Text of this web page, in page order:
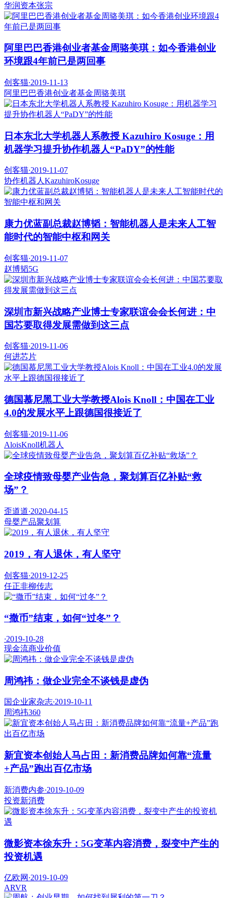
华润资本张宗
阿里巴巴香港创业者基金周骆美琪：如今香港创业
环境跟4年前已是两回事
创客猫·2019-11-13
阿里巴巴香港创业者基金周骆美琪
日本东北大学机器人系教授 Kazuhiro Kosuge：用
机器学习提升协作机器人“PaDY”的性能
创客猫·2019-11-07
协作机器人 KazuhiroKosuge
康力优蓝副总裁赵博韬：智能机器人是未来人工智
能时代的智能中枢和网关
创客猫·2019-11-07
赵博韬5G
深圳市新兴战略产业博士专家联谊会会长何进：中
国芯要取得发展需做到这三点
创客猫·2019-11-06
何进芯片
德国慕尼黑工业大学教授Alois Knoll：中国在工业
4.0的发展水平上跟德国很接近了
创客猫·2019-11-06
AloisKnoll机器人
全球疫情致母婴产业告急，聚划算百亿补贴“救
场”？
歪道道·2020-04-15
母婴产品聚划算
2019，有人退休，有人坚守
创客猫·2019-12-25
任正非柳传志
“撒币”结束，如何“过冬”？
·2019-10-28
现金流商业价值
周鸿祎：做企业完全不谈钱是虚伪
国企业家杂志·2019-10-11
周鸿祎360
新宜资本创始人马占田：新消费品牌如何靠“流量
+产品”跑出百亿市场
新消费内参·2019-10-09
投资新消费
微影资本徐东升：5G变革内容消费，裂变中产生的
投资机遇
亿欧网 ·2019-10-09
ARVR